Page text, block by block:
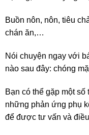
Buồn nôn, nôn, tiêu
chán ăn,…
Nói chuyện ngay với
nào sau đây: chóng
Bạn có thể gặp một
những phản ứng phụ
để được tư vấn và